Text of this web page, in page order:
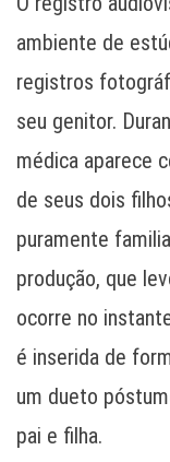
ambiente de
registros
seu genitor.
médica aparece
de seus dois
puramente
produção, que
ocorre no
é inserida de
um dueto
pai e filha.